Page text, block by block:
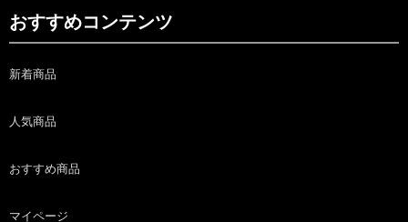
おすすめコンテンツ
新着商品
人気商品
おすすめ商品
マイページ